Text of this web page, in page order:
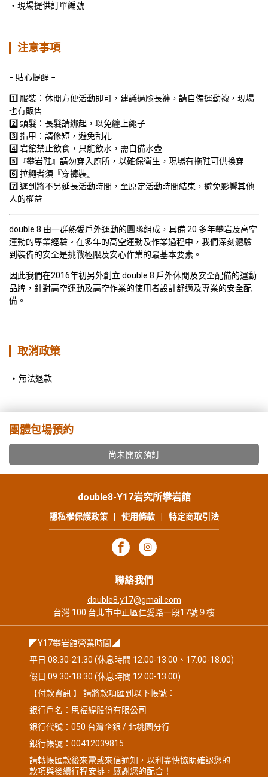
現場提供訂單編號
注意事項
− 貼心提醒 −
1️⃣ 服裝：休閒方便活動即可，建議過膝長褲，請自備運動襪，現場
也有販售
2️⃣ 頭髮：長髮請綁起，以免纏上繩子
3️⃣ 指甲：請修短，避免刮花
4️⃣ 岩館禁止飲食，只能飲水，需自備水壺
5️⃣『攀岩鞋』請勿穿入廁所，以確保衛生，現場有拖鞋可供換穿
6️⃣ 拉繩者須『穿褲裝』
7️⃣ 遲到將不另延長活動時間，至原定活動時間結束，避免影響其他
人的權益
double 8 由一群熱愛戶外運動的團隊組成，具備 20 多年攀岩及高空
運動的專業經驗。在多年的高空運動及作業過程中，我們深刻體驗
到裝備的安全是挑戰極限及安心作業的最基本要素。
因此我們在2016年初另外創立 double 8 戶外休閒及安全配備的運動
品牌，針對高空運動及高空作業的使用者設計舒適及專業的安全配
備。
取消政策
無法退款
團體包場預約
尚未開放預訂
double8-Y17岩究所攀岩館
隱私權保護政策 使用條款 特定商取引法
聯絡我們
double8.y17@gmail.com
台灣 100 台北市中正區仁愛路一段17號９樓
◤Y17攀岩館營業時間◢
平日 08:30-21:30 (休息時間 12:00-13:00、17:00-18:00)
假日 09:30-18:30 (休息時間 12:00-13:00)
【付款資訊 】 請將款項匯到以下帳號：
銀行戶名：思福緹股份有限公司
銀行代號：050 台灣企銀 / 北桃園分行
銀行帳號：00412039815
請轉帳匯款後來電或來信通知，以利盡快協助確認您的
款項與後續行程安排，感謝您的配合！